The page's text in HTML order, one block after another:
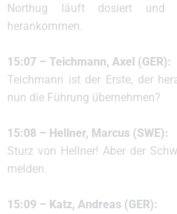
Northug läuft dosiert und
herankommen.
15:07 – Teichmann, Axel (GER):
Teichmann ist der Erste, der
nun die Führung übernehmen?
15:08 – Hellner, Marcus (SWE):
Sturz von Hellner! Aber der
melden.
15:09 – Katz, Andreas (GER):